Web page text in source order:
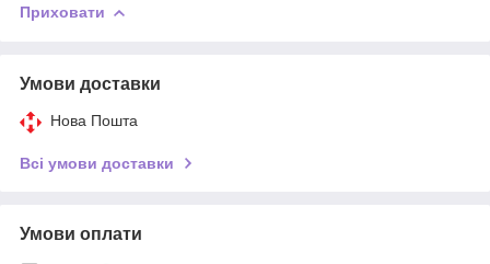
Приховати
Умови доставки
Нова Пошта
Всі умови доставки
Умови оплати